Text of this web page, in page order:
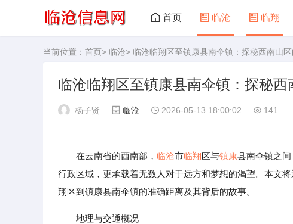
首页 临沧 临翔
当前位置： 首页> 临沧> 临沧临翔区至镇康县南伞镇：探秘西南山
临沧临翔区至镇康县南伞镇：探秘西
杨子贤 临沧 2026-05-13 18:00:02 141
在云南省的西南部， 临沧市临翔区与镇康县南伞镇之
行政区域，更承载着无数人对于远方和梦想的渴望。本文
翔区到镇康县南伞镇的准确距离及其背后的故事。
地理与交通概况